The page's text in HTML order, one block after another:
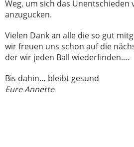
Weg, um sich das Unentschieden
anzugucken.
Vielen Dank an alle die so gut
wir freuen uns schon auf die
der wir jeden Ball wiederfinden….
Bis dahin… bleibt gesund
Eure Annette